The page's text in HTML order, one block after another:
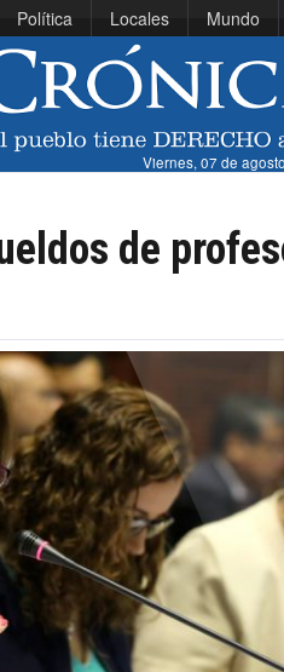
Política Locales Mundo
Viernes, 07 de
de